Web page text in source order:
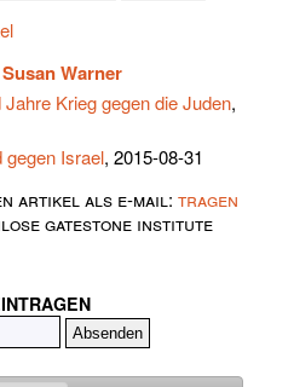
Susan Warner
Krieg gegen die Juden,
gegen Israel, 2015-08-31
artikel als e-mail: tragen
gatestone institute